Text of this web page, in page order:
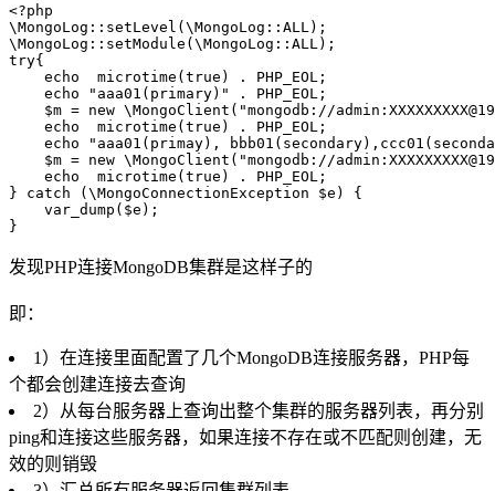
<?php
\MongoLog::setLevel(\MongoLog::ALL);
\MongoLog::setModule(\MongoLog::ALL);
try{
    echo  microtime(true) . PHP_EOL;
    echo "aaa01(primary)" . PHP_EOL;
    $m = new \MongoClient("mongodb://admin:
    echo  microtime(true) . PHP_EOL;
echo "aaa01(primay),
    $m = new \MongoClient("mongodb://admin:
    echo  microtime(true) . PHP_EOL;
} catch (\MongoConnectionException $e) {
    var_dump($e);
发现PHP连接MongoDB集群是这样子的
即：
1）在连接里面配置了几个MongoDB连接服务器，PHP每
个都会创建连接去查询
2）从每台服务器上查询出整个集群的服务器列表，再分别
ping和连接这些服务器，如果连接不存在或不匹配则创建，无
效的则销毁